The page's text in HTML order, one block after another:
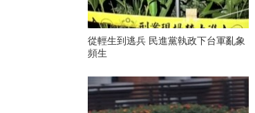
從輕生到逃兵 民進黨執政下台軍亂象
頻生